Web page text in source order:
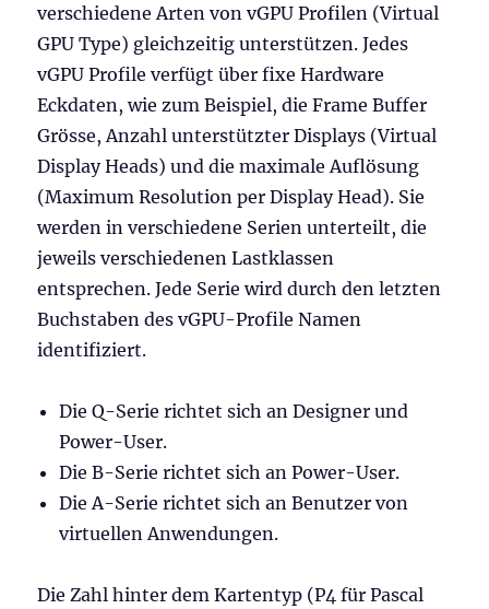
verschiedene Arten von vGPU Profilen (Virtual
GPU Type) gleichzeitig unterstützen. Jedes
vGPU Profile verfügt über fixe Hardware
Eckdaten, wie zum Beispiel, die Frame Buffer
Grösse, Anzahl unterstützter Displays (Virtual
Display Heads) und die maximale Auflösung
(Maximum Resolution per Display Head). Sie
werden in verschiedene Serien unterteilt, die
jeweils verschiedenen Lastklassen
entsprechen. Jede Serie wird durch den letzten
Buchstaben des vGPU-Profile Namen
identifiziert.
Die Q-Serie richtet sich an Designer und
Power-User.
Die B-Serie richtet sich an Power-User.
Die A-Serie richtet sich an Benutzer von
virtuellen Anwendungen.
Die Zahl hinter dem Kartentyp (P4 für Pascal